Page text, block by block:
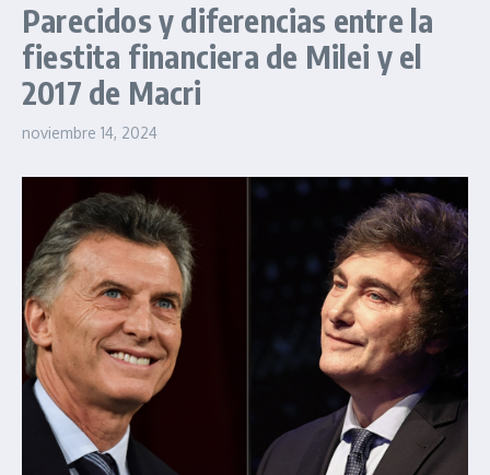
Parecidos y diferencias entre la
fiestita financiera de Milei y el
2017 de Macri
noviembre 14, 2024